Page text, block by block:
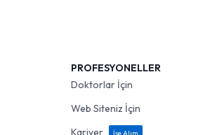
PROFESYONELLER
Doktorlar İçin
Web Siteniz İçin
Kariyer